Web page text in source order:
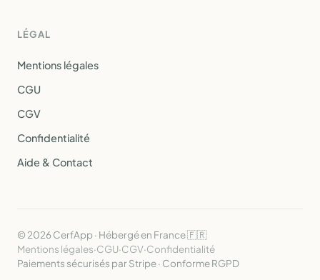
LÉGAL
Mentions légales
CGU
CGV
Confidentialité
Aide & Contact
© 2026 CerfApp · Hébergé en France 🇫🇷
Mentions légales·CGU·CGV·Confidentialité
Paiements sécurisés par Stripe · Conforme RGPD